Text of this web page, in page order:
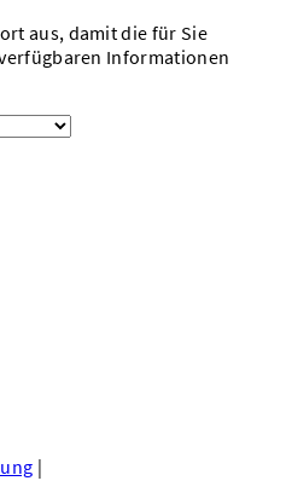
aus, damit die für Sie
Informationen
|